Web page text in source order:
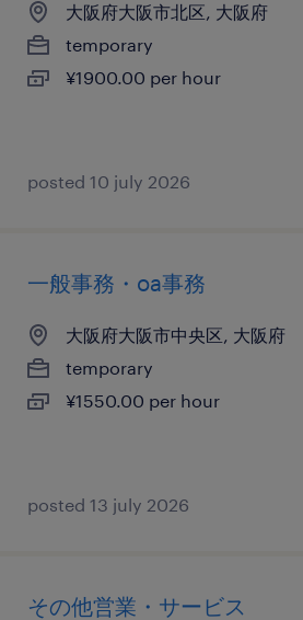
大阪府大阪市北区, 大阪府
temporary
¥1900.00 per hour
posted 10 july 2026
一般事務・oa事務
大阪府大阪市中央区, 大阪府
temporary
¥1550.00 per hour
posted 13 july 2026
その他営業・サービス